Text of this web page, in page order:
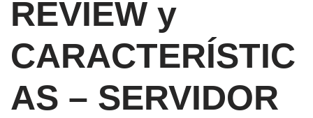
REVIEW y
CARACTERÍSTIC
AS – SERVIDOR